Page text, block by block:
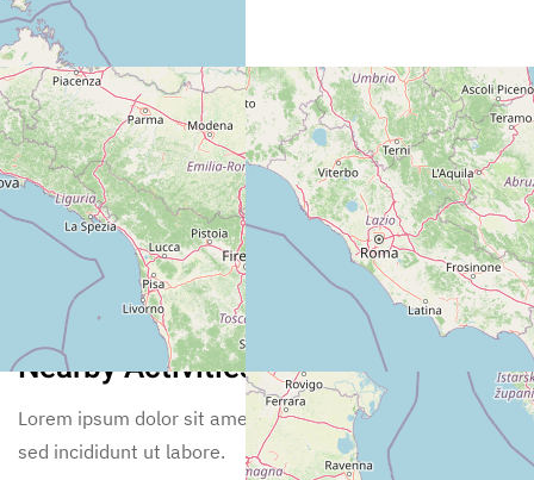
Exclusive Tips
Nearby Activities
Lorem ipsum dolor sit amet, consectetur adipiscing elit,
sed incididunt ut labore.